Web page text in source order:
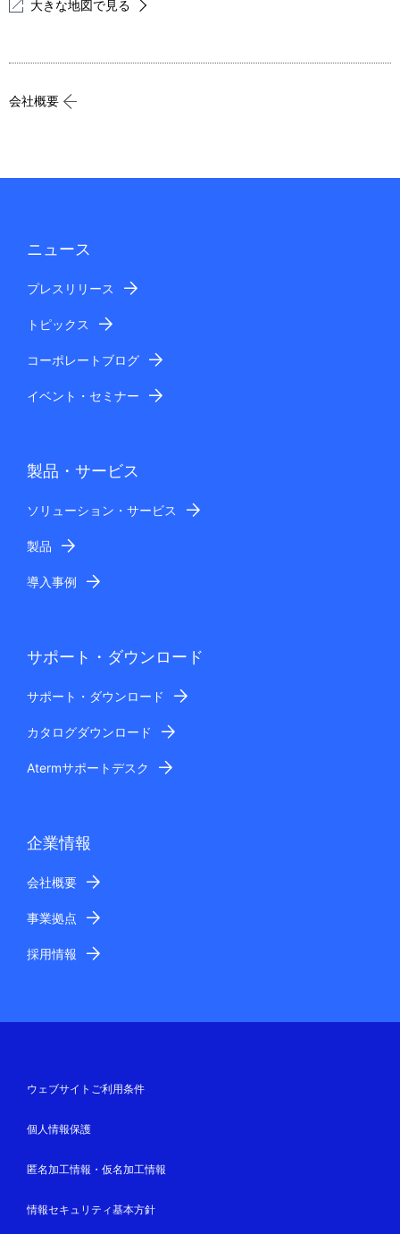
大きな地図で見る
会社概要
ニュース
プレスリリース
トピックス
コーポレートブログ
イベント・セミナー
製品・サービス
ソリューション・サービス
製品
導入事例
サポート・ダウンロード
サポート・ダウンロード
カタログダウンロード
Atermサポートデスク
企業情報
会社概要
事業拠点
採用情報
ウェブサイトご利用条件
個人情報保護
匿名加工情報・仮名加工情報
情報セキュリティ基本方針